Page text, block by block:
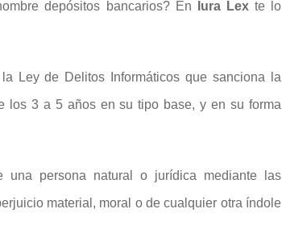
depósitos bancarios? En
Iura Lex te lo
Ley de Delitos Informáticos que sanciona la
los 3 a 5 años en su tipo base, y en su forma
persona natural o jurídica mediante las
material, moral o de cualquier otra índole